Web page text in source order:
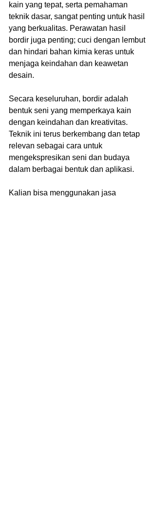
kain yang tepat, serta pemahaman
teknik dasar, sangat penting untuk hasil
yang berkualitas. Perawatan hasil
bordir juga penting; cuci dengan lembut
dan hindari bahan kimia keras untuk
menjaga keindahan dan keawetan
desain.
Secara keseluruhan, bordir adalah
bentuk seni yang memperkaya kain
dengan keindahan dan kreativitas.
Teknik ini terus berkembang dan tetap
relevan sebagai cara untuk
mengekspresikan seni dan budaya
dalam berbagai bentuk dan aplikasi.
Kalian bisa menggunakan jasa